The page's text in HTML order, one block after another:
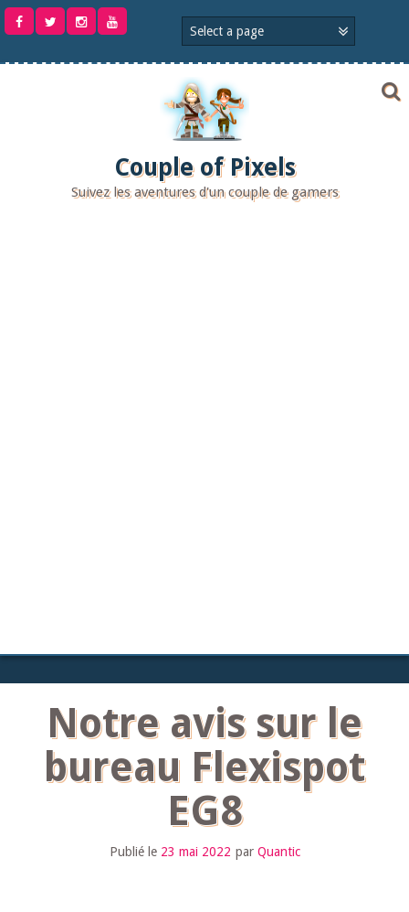
Aller
Couple of Pixels
Suivez les aventures d'un couple de gamers
Notre avis sur le
bureau Flexispot
EG8
Publié le 23 mai 2022 par Quantic